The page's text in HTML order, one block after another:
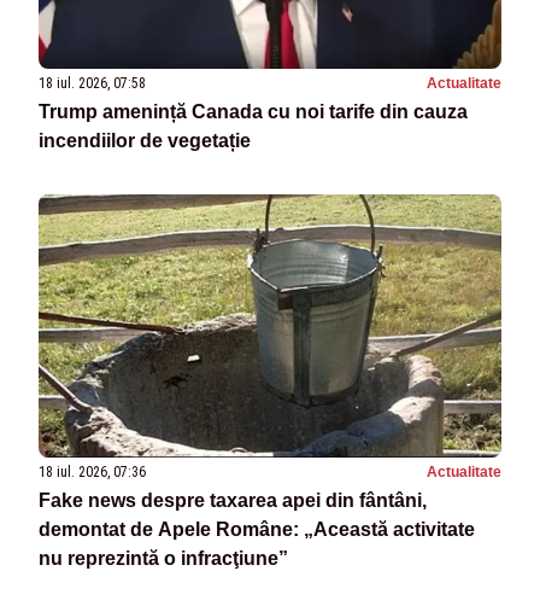
18 iul. 2026, 07:58 Actualitate
Trump amenință Canada cu noi tarife din cauza
incendiilor de vegetație
18 iul. 2026, 07:36 Actualitate
Fake news despre taxarea apei din fântâni,
demontat de Apele Române: „Această activitate
nu reprezintă o infracţiune”